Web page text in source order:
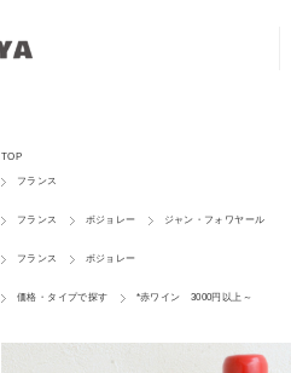
TOP
フランス
フランス ボジョレー ジャン・フォワヤール
フランス ボジョレー
価格・タイプで探す *赤ワイン 3000円以上～